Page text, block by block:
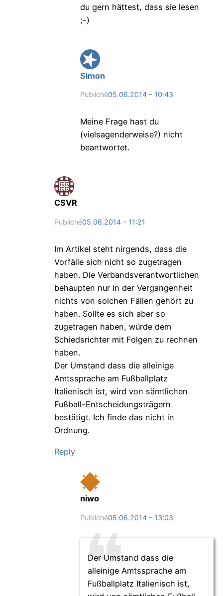
du gern hättest, dass sie lesen
;-)
Simon
Publiché05.06.2014 – 10:43
Meine Frage hast du
(vielsagenderweise?) nicht
beantwortet.
CSVR
Publiché05.06.2014 – 11:21
Im Artikel steht nirgends, dass die
Vorfälle sich nicht so zugetragen
haben. Die Verbandsverantwortlichen
behaupten nur in der Vergangenheit
nichts von solchen Fällen gehört zu
haben. Sollte es sich aber so
zugetragen haben, würde dem
Schiedsrichter mit Folgen zu rechnen
haben.
Der Umstand dass die alleinige
Amtssprache am Fußballplatz
Italienisch ist, wird von sämtlichen
Fußball-Entscheidungsträgern
bestätigt. Ich finde das nicht in
Ordnung.
Reply
niwo
Publiché05.06.2014 – 13:03
Der Umstand dass die
alleinige Amtssprache am
Fußballplatz Italienisch ist,